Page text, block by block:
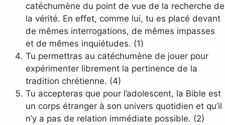
catéchumène du point de vue de la recherche de
la vérité. En effet, comme lui, tu es placé devant
de mêmes interrogations, de mêmes impasses
et de mêmes inquiétudes. (1)
Tu permettras au catéchumène de jouer pour
expérimenter librement la pertinence de la
tradition chrétienne. (4)
Tu accepteras que pour l’adolescent, la Bible est
un corps étranger à son univers quotidien et qu’il
n’y a pas de relation immédiate possible. (2)